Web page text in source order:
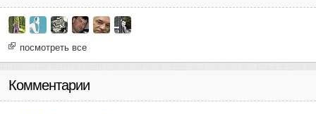
посмотреть все
Комментарии